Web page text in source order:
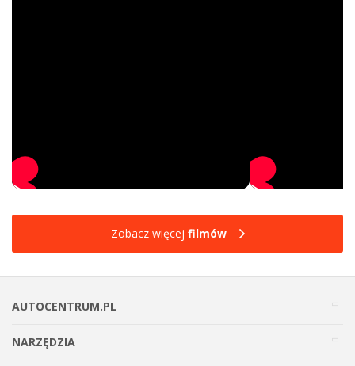
Zobacz więcej filmów
AUTOCENTRUM.PL
NARZĘDZIA